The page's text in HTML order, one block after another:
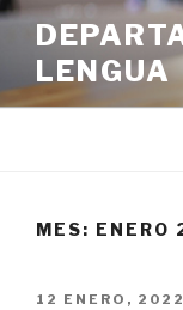
Ir
contenidoLENGUA
MES: ENERO
PUBLICADO
12 ENERO, 2022